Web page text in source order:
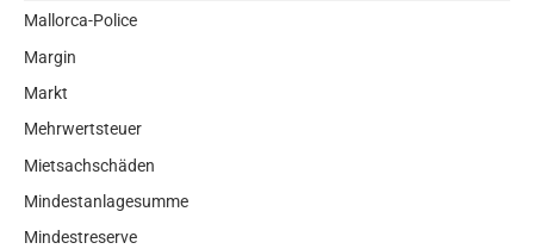
Mallorca-Police
Margin
Markt
Mehrwertsteuer
Mietsachschäden
Mindestanlagesumme
Mindestreserve